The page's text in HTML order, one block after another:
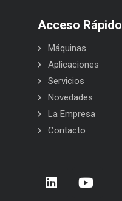
Acceso Rápido
Máquinas
Aplicaciones
Servicios
Novedades
La Empresa
Contacto